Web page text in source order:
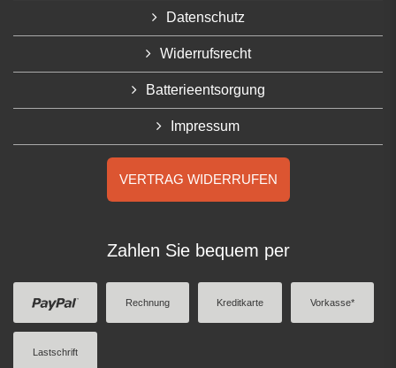
Datenschutz
Widerrufsrecht
Batterieentsorgung
Impressum
VERTRAG WIDERRUFEN
Zahlen Sie bequem per
Rechnung Kreditkarte Vorkasse*
Lastschrift